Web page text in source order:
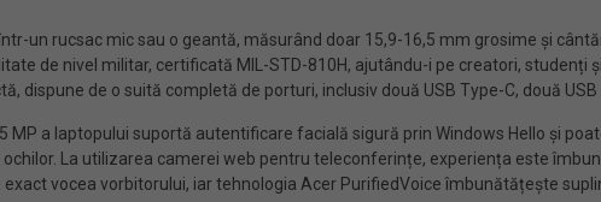
un rucsac mic sau o geantă, măsurând doar 15,9-16,5 mm grosime și
de nivel militar, certificată MIL-STD-810H, ajutându-i pe creatori, studenți
de o suită completă de porturi, inclusiv două USB Type-C, două USB
a laptopului suportă autentificare facială sigură prin Windows Hello și
La utilizarea camerei web pentru teleconferințe, experiența este
vocea vorbitorului, iar tehnologia Acer PurifiedVoice îmbunătățește